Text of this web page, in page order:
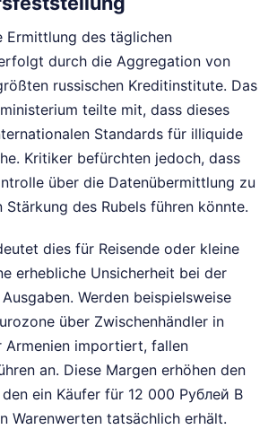
Ermittlung des täglichen
durch die Aggregation von
russischen Kreditinstitute. Das
teilte mit, dass dieses
Standards für illiquide
Kritiker befürchten jedoch, dass
über die Datenübermittlung zu
Stärkung des Rubels führen könnte.
dies für Reisende oder kleine
erhebliche Unsicherheit bei der
Werden beispielsweise
über Zwischenhändler in
Armenien importiert, fallen
an. Diese Margen erhöhen den
ein Käufer für 12 000 Рублей В
Warenwerten tatsächlich erhält.